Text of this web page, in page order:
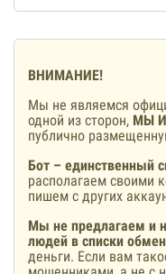
ВНИМАНИЕ!
Мы не являемся
одной из сторон, МЫ
публично
Бот – единственный
располагаем своими
пишем с других
Мы не предлагаем и
людей в списки
деньги. Если вам